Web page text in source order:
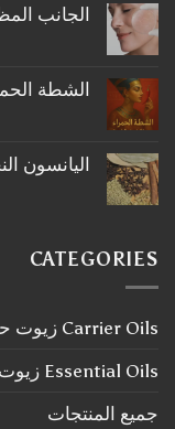
على
ما
اكليل
الجبل
الجانب
على
الجانب
الشطة الحمراء 5 اسرار
على
الشطة
في
مطبخك
اليانسون
اليانسون
النجمي
علبة
المكياج
CATEGORIES
Carrier Oils زيوت حاملة
Essential Oils زيوت عطرية اساسية
جميع المنتجات